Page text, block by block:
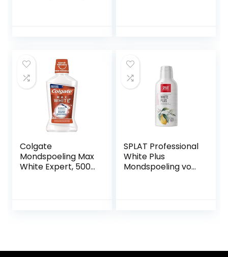
Colgate
Mondspoeling Max
White Expert, 500
SPLAT Professional
White Plus
Mondspoeling voor
tandplak en cariës